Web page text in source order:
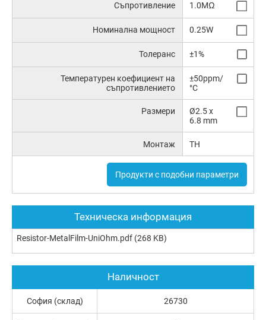
Съпротивление 1.0MΩ
Номинална мощност 0.25W
Толеранс ±1%
Температурен коефициент на
съпротивлението
±50ppm/
°C
Размери
Ø2.5 x
6.8 mm
Монтаж TH
Продукти с подобни параметри
Техническа информация
Resistor-MetalFilm-UniOhm.pdf (268 KB)
Наличност
София (склад) 26730